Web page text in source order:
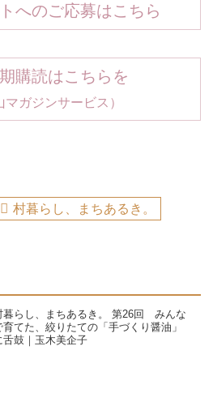
へのご応募はこちら
購読はこちらを
ガジンサービス）
村暮らし、まちあるき。
暮らし、まちあるき。 第26回 みんな
育てた、絞りたての「手づくり醤油」
舌鼓｜玉木美企子